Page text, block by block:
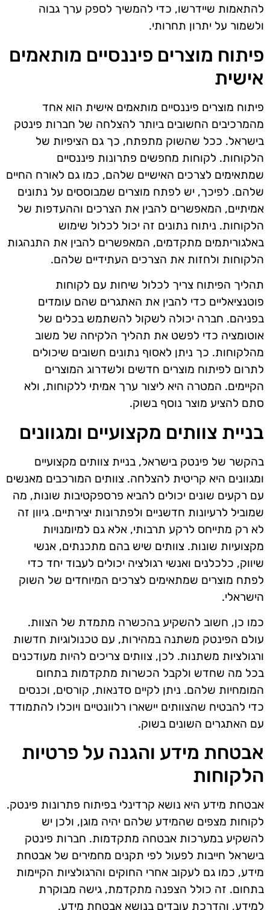
להתאמות שיידרשו, כדי להמשיך לספק ערך גבוה
ולשמור על יתרון תחרותי.
פיתוח מוצרים פיננסיים מותאמים
אישית
פיתוח מוצרים פיננסיים מותאמים אישית הוא אחד
מהמרכיבים החשובים ביותר להצלחה של חברות פינטק
בישראל. ככל שהשוק מתפתח, כך גם הציפיות של
הלקוחות. לקוחות מחפשים פתרונות פיננסיים
שמתאימים לצרכים האישיים שלהם, כמו גם לאורח החיים
שלהם. לפיכך, יש לפתח מוצרים שמבוססים על נתונים
אמיתיים, המאפשרים להבין את הצרכים וההעדפות של
הלקוחות. ניתוח נתונים זה יכול לכלול שימוש
באלגוריתמים מתקדמים, המאפשרים להבין את התנהגות
הלקוחות ולחזות את הצרכים העתידיים שלהם.
תהליך הפיתוח צריך לכלול שיחות עם לקוחות
פוטנציאליים כדי להבין את האתגרים שהם עומדים
בפניהם. חברה יכולה לשקול להשתמש בכלים של
אוטומציה כדי לפשט את תהליך הלקיחה של משוב
מהלקוחות. כך ניתן לאסוף נתונים חשובים שיכולים
לתרום לפיתוח מוצרים חדשים ולשדרוג המוצרים
הקיימים. המטרה היא ליצור ערך אמיתי ללקוחות, ולא
סתם להציע מוצר נוסף בשוק.
בניית צוותים מקצועיים ומגוונים
בהקשר של פינטק בישראל, בניית צוותים מקצועיים
ומגוונים היא קריטית להצלחה. צוותים המורכבים מאנשים
עם רקעים שונים יכולים להביא פרספקטיבות שונות, מה
שמוביל לרעיונות חדשניים ולפתרונות יצירתיים. גיוון זה
לא רק מתייחס לרקע תרבותי, אלא גם למיומנויות
מקצועיות שונות. צוותים שיש בהם מתכנתים, אנשי
שיווק, כלכלנים ואנשי רגולציה יכולים לעבוד יחד כדי
לפתח מוצרים שמתאימים לצרכים המיוחדים של השוק
הישראלי.
כמו כן, חשוב להשקיע בהכשרה מתמדת של הצוות.
עולם הפינטק משתנה במהירות, עם טכנולוגיות חדשות
ורגולציות משתנות. לכן, צוותים צריכים להיות מעודכנים
בכל מה שחדש ולקבל הכשרות מתקדמות בתחום
המומחיות שלהם. ניתן לקיים סדנאות, קורסים, וכנסים
כדי להבטיח שהצוותים יישארו רלוונטיים ויוכלו להתמודד
עם האתגרים השונים בשוק.
אבטחת מידע והגנה על פרטיות
הלקוחות
אבטחת מידע היא נושא קרדינלי בפיתוח פתרונות פינטק.
לקוחות מצפים שהמידע שלהם יהיה מוגן, ולכן יש
להשקיע במערכות אבטחה מתקדמות. חברות פינטק
בישראל חייבות לפעול לפי תקנים מחמירים של אבטחת
מידע, כמו גם לעקוב אחרי החוקים והרגולציות הקיימות
בתחום. זה כולל הצפנה מתקדמת, גישה מבוקרת
למידע, והדרכת עובדים בנושא אבטחת מידע.